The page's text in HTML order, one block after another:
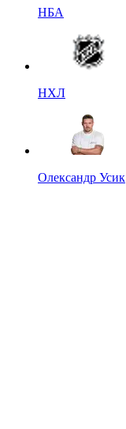
НБА
НХЛ
Олександр Усик